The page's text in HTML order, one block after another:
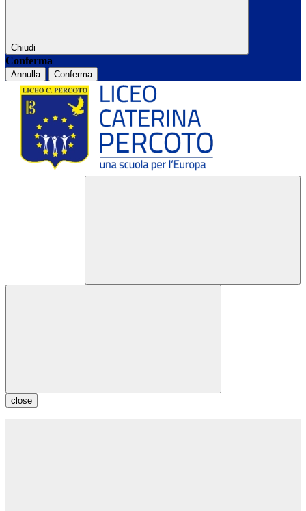
Chiudi
Conferma
Annulla Conferma
close